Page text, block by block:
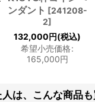
ンダント [241208-
2]
132,000円(税込)
希望小売価格:
165,000円
は、こんな商品